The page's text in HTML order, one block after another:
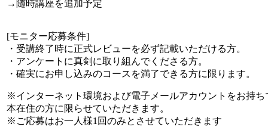
→随時講座を追加予定
[モニター応募条件]
・受講終了時に正式レビューを必ず記載いただける方。
・アンケートに真剣に取り組んでくださる方。
・確実にお申し込みのコースを満了できる方に限ります。
※インターネット環境および電子メールアカウントをお持ち
本在住の方に限らせていただきます。
※ご応募はお一人様1回のみとさせていただきます